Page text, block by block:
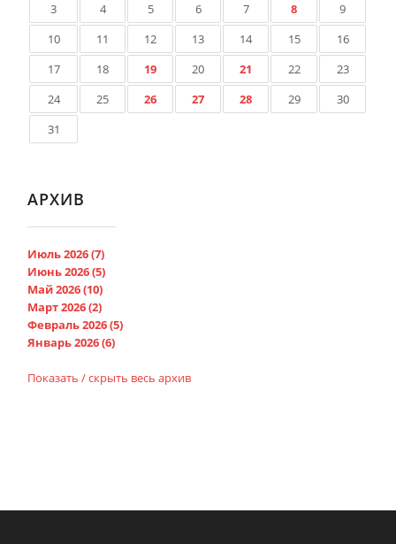
3
4 5 6 7 8
9
10
11 12 13 14 15
16
17
18 19 20 21 22
23
24
25 26 27 28 29
30
31
АРХИВ
Июль 2026 (7)
Июнь 2026 (5)
Май 2026 (10)
Март 2026 (2)
Февраль 2026 (5)
Январь 2026 (6)
Показать / скрыть весь архив